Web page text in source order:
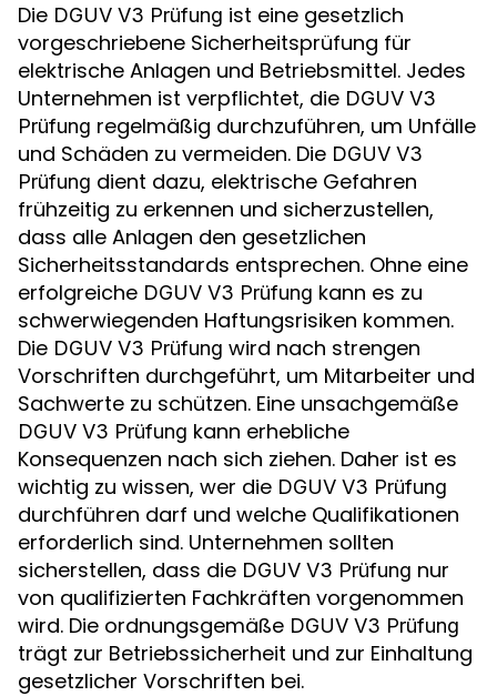
Die DGUV V3 Prüfung ist eine gesetzlich
vorgeschriebene Sicherheitsprüfung für
elektrische Anlagen und Betriebsmittel. Jedes
Unternehmen ist verpflichtet, die DGUV V3
Prüfung regelmäßig durchzuführen, um Unfälle
und Schäden zu vermeiden. Die DGUV V3
Prüfung dient dazu, elektrische Gefahren
frühzeitig zu erkennen und sicherzustellen,
dass alle Anlagen den gesetzlichen
Sicherheitsstandards entsprechen. Ohne eine
erfolgreiche DGUV V3 Prüfung kann es zu
schwerwiegenden Haftungsrisiken kommen.
Die DGUV V3 Prüfung wird nach strengen
Vorschriften durchgeführt, um Mitarbeiter und
Sachwerte zu schützen. Eine unsachgemäße
DGUV V3 Prüfung kann erhebliche
Konsequenzen nach sich ziehen. Daher ist es
wichtig zu wissen, wer die DGUV V3 Prüfung
durchführen darf und welche Qualifikationen
erforderlich sind. Unternehmen sollten
sicherstellen, dass die DGUV V3 Prüfung nur
von qualifizierten Fachkräften vorgenommen
wird. Die ordnungsgemäße DGUV V3 Prüfung
trägt zur Betriebssicherheit und zur Einhaltung
gesetzlicher Vorschriften bei.